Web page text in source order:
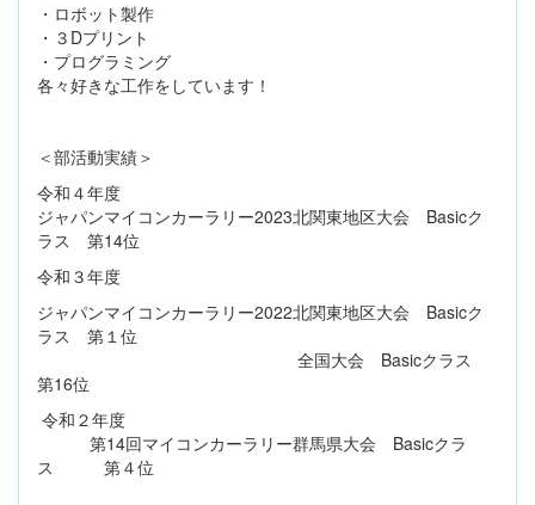
・ロボット製作
・３Dプリント
・プログラミング
各々好きな工作をしています！
＜部活動実績＞
令和４年度
ジャパンマイコンカーラリー2023北関東地区大会 Basicク
ラス 第14位
令和３年度
ジャパンマイコンカーラリー2022北関東地区大会 Basicク
ラス 第１位
全国大会 Basicクラス
第16位
令和２年度
第14回マイコンカーラリー群馬県大会 Basicクラ
ス 第４位